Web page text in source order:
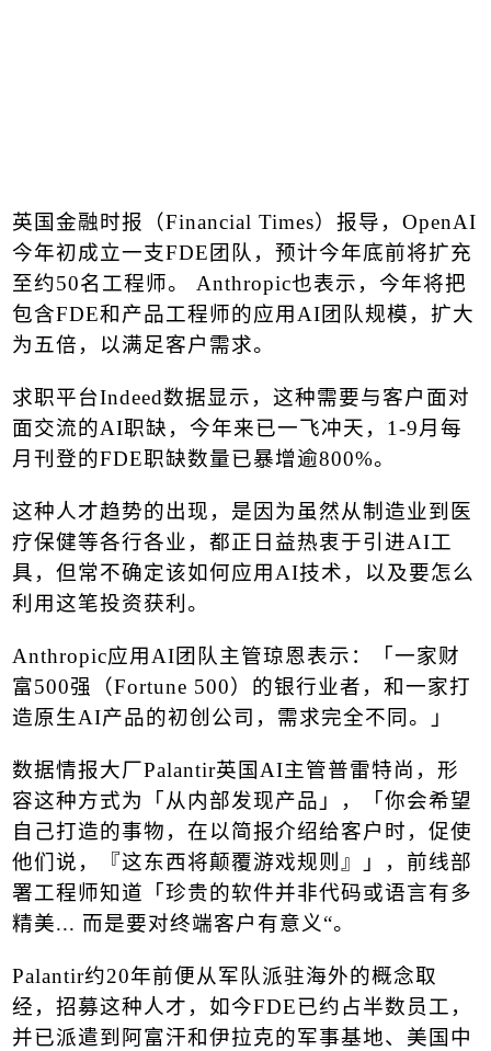
英国金融时报（Financial Times）报导， OpenAI
今年初成立一支FDE 团队，预计今年底前将扩充
至约50名工程师。 Anthropic也表示，今年将把
包含FDE和产品工程师的应用 AI团队规模，扩大
为五倍，以满足客户需求。
求职平台Indeed数据显示，这种需要与客户面对
面交流的AI职缺，今年来已一飞冲天， 1-9月每
月刊登的FDE职缺数量已暴增逾800%。
这种人才趋势的出现，是因为虽然从制造业到医
疗保健等各行各业，都正日益热衷于引进AI工
具，但常不确定该如何应用 AI技术，以及要怎么
利用这笔投资获利。
Anthropic应用 AI团队主管琼恩表示：「一家财
富500强（Fortune 500）的银行业者，和一家打
造原生AI产品的初创公司，需求完全不同。」
数据情报大厂Palantir英国 AI主管普雷特尚，形
容这种方式为「从内部发现产品」，「你会希望
自己打造的事物，在以简报介绍给客户时，促使
他们说，『这东西将颠覆游戏规则』」，前线部
署工程师知道「珍贵的软件并非代码或语言有多
精美... 而是要对终端客户有意义“。
Palantir约20年前便从军队派驻海外的概念取
经，招募这种人才，如今FDE已约占半数员工，
并已派遣到 阿富汗和伊拉克的军事基地、美国中